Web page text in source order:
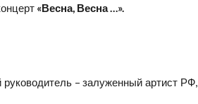
«Весна, Весна …».
– залуженный артист РФ,